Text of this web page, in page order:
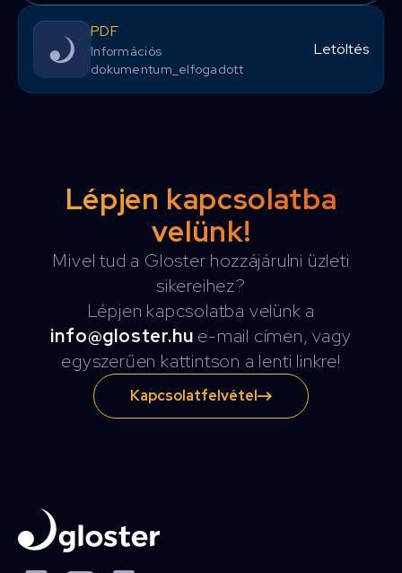
PDF
Információs
dokumentum_elfogadott
Letöltés
Lépjen kapcsolatba
velünk!
Mivel tud a Gloster hozzájárulni üzleti
sikereihez?
Lépjen kapcsolatba velünk a
info@gloster.hu e-mail címen, vagy
egyszerűen kattintson a lenti linkre!
Kapcsolatfelvétel